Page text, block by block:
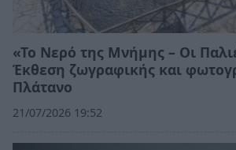
«Το Νερό της Μνήμης – Οι
Έκθεση ζωγραφικής και
Πλάτανο
21/07/2026 19:52